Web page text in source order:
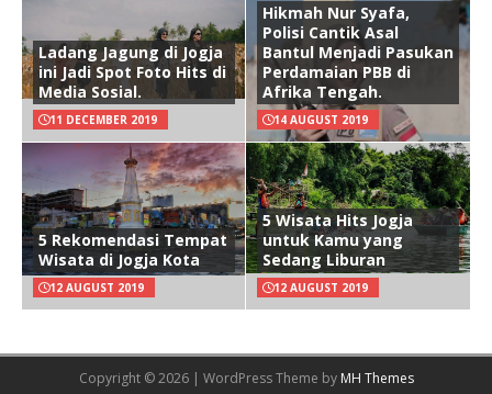
Ladang Jagung di Jogja
ini Jadi Spot Foto Hits di
Media Sosial.
11 DECEMBER 2019
Hikmah Nur Syafa,
Polisi Cantik Asal
Bantul Menjadi Pasukan
Perdamaian PBB di
Afrika Tengah.
14 AUGUST 2019
5 Rekomendasi Tempat
Wisata di Jogja Kota
12 AUGUST 2019
5 Wisata Hits Jogja
untuk Kamu yang
Sedang Liburan
12 AUGUST 2019
Copyright © 2026 | WordPress Theme by MH Themes